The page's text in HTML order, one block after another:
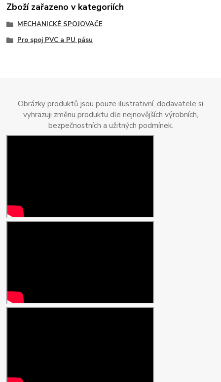
Zboží zařazeno v kategoriích
MECHANICKÉ SPOJOVAČE
Pro spoj PVC a PU pásu
Obrázky produktů jsou pouze ilustrativní, dodavatele si
vyhrazuji změnu produktu dle nejnovějších výrobních,
bezpečnostních a užitných podmínek.